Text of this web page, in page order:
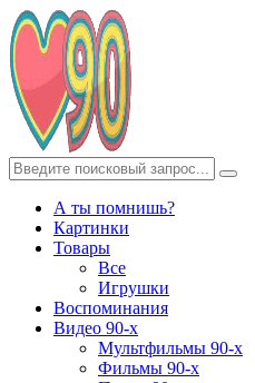
А ты помнишь?
Картинки
Товары
Все
Игрушки
Воспоминания
Видео 90-х
Мультфильмы 90-х
Фильмы 90-х